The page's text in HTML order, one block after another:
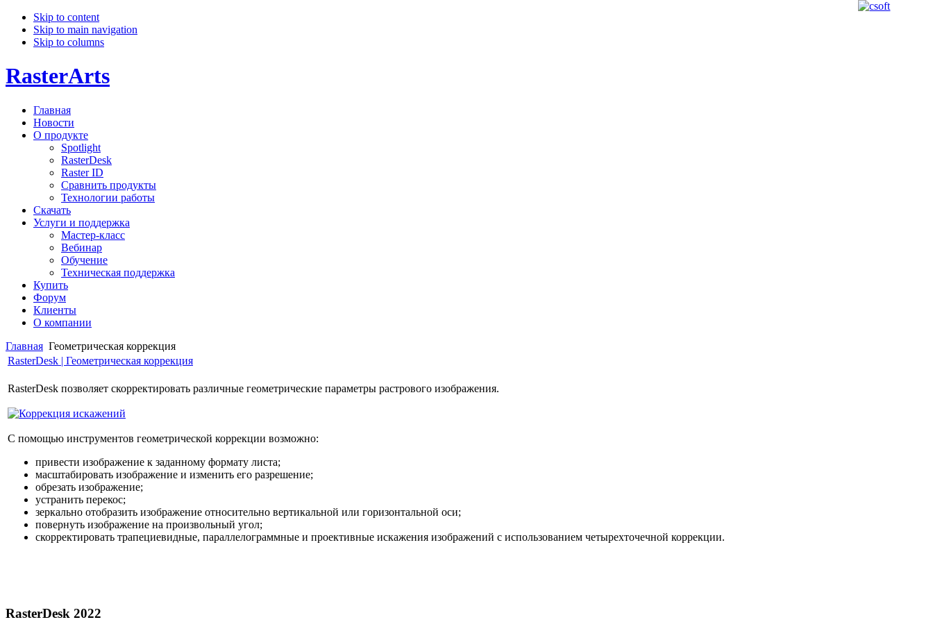
Skip to content
Skip to main navigation
Skip to columns
RasterArts
Главная
Новости
О продукте
Spotlight
RasterDesk
Raster ID
Сравнить продукты
Технологии работы
Скачать
Услуги и поддержка
Мастер-класс
Вебинар
Обучение
Техническая поддержка
Купить
Форум
Клиенты
О компании
Главная Геометрическая коррекция
RasterDesk | Геометрическая коррекция
RasterDesk позволяет скорректировать различные геометрические параметры растрового изображения.
С помощью инструментов геометрической коррекции возможно:
привести изображение к заданному формату листа;
масштабировать изображение и изменить его разрешение;
обрезать изображение;
устранить перекос;
зеркально отобразить изображение относительно вертикальной или горизонтальной оси;
повернуть изображение на произвольный угол;
скорректировать трапециевидные, параллелограммные и проективные искажения изображений с использованием четырехточечной коррекции.
RasterDesk 2022